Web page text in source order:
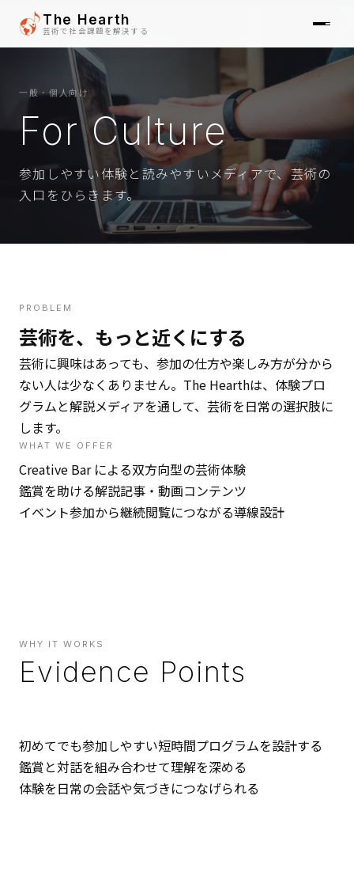
SOLUTIONS
02 REPORTS
NEWS
CONTACT
The Hearth
芸術で社会課題を解決する
一般・個人向け
For Culture
参加しやすい体験と読みやすいメディアで、芸術の
入口をひらきます。
PROBLEM
芸術を、もっと近くにする
芸術に興味はあっても、参加の仕方や楽しみ方が分から
ない人は少なくありません。The Hearthは、体験プロ
グラムと解説メディアを通して、芸術を日常の選択肢に
します。
WHAT WE OFFER
Creative Bar による双方向型の芸術体験
鑑賞を助ける解説記事・動画コンテンツ
イベント参加から継続閲覧につながる導線設計
WHY IT WORKS
Evidence Points
初めてでも参加しやすい短時間プログラムを設計する
鑑賞と対話を組み合わせて理解を深める
体験を日常の会話や気づきにつなげられる